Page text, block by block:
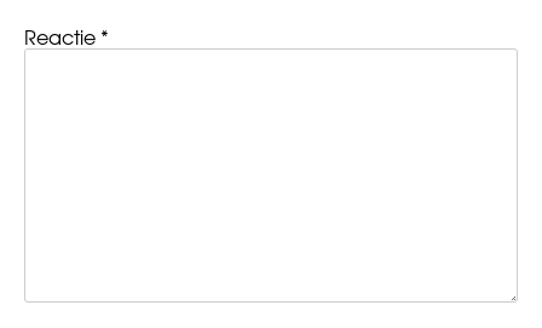
Reactie *